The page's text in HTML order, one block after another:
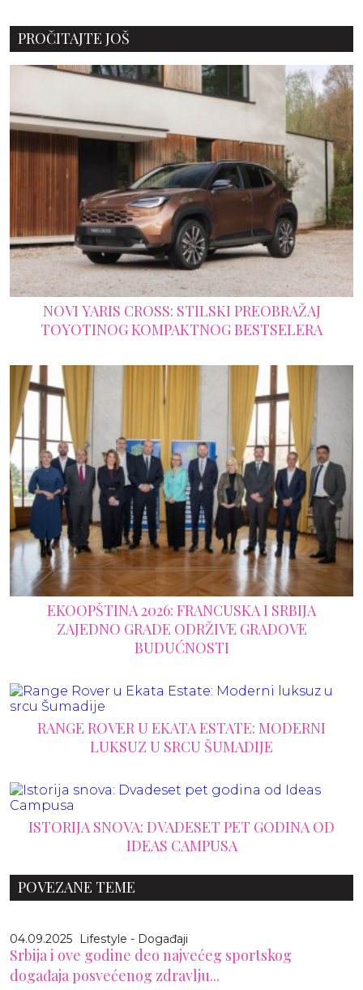
PROČITAJTE JOŠ
NOVI YARIS CROSS: STILSKI PREOBRAŽAJ
TOYOTINOG KOMPAKTNOG BESTSELERA
EKOOPŠTINA 2026: FRANCUSKA I SRBIJA
ZAJEDNO GRADE ODRŽIVE GRADOVE
BUDUĆNOSTI
RANGE ROVER U EKATA ESTATE: MODERNI
LUKSUZ U SRCU ŠUMADIJE
ISTORIJA SNOVA: DVADESET PET GODINA OD
IDEAS CAMPUSA
POVEZANE TEME
04.09.2025 Lifestyle - Događaji
Srbija i ove godine deo najvećeg sportskog
događaja posvećenog zdravlju...